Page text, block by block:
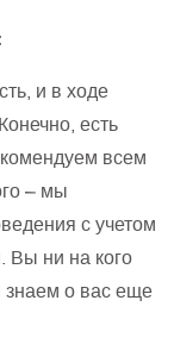
и в ходе
есть
всем
– мы
с учетом
Вы ни на кого
знаем о вас еще